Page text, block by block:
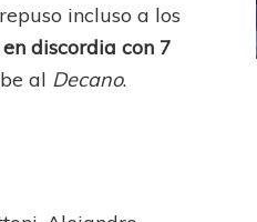
incluso a los
discordia con 7
al Decano.